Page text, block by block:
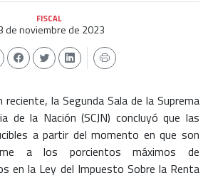
FISCAL
de noviembre de 2023
reciente, la Segunda Sala de la Suprema
de la Nación (SCJN) concluyó que las
a partir del momento en que son
a los porcientos máximos de
en la Ley del Impuesto Sobre la Renta